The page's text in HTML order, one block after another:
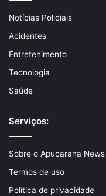
Notícias Policiais
Acidentes
Entretenimento
Tecnologia
Saúde
Serviços:
Sobre o Apucarana News
Termos de uso
Política de privacidade